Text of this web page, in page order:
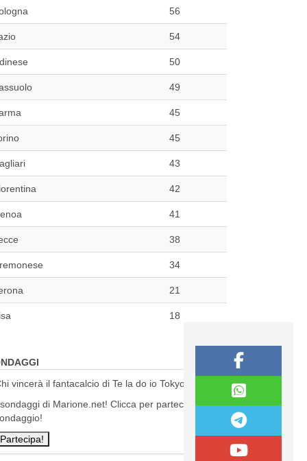
56
54
50
49
45
45
43
42
41
38
34
21
18
vincerà il fantacalcio di Te la do io Tokyo?
di Marione.net! Clicca per partecipare al